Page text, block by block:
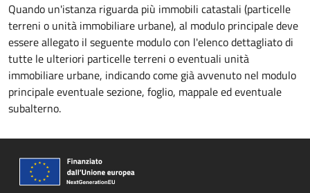
Quando un'istanza riguarda più immobili catastali (particelle
terreni o unità immobiliare urbane), al modulo principale deve
essere allegato il seguente modulo con l'elenco dettagliato di
tutte le ulteriori particelle terreni o eventuali unità
immobiliare urbane, indicando come già avvenuto nel modulo
principale eventuale sezione, foglio, mappale ed eventuale
subalterno.